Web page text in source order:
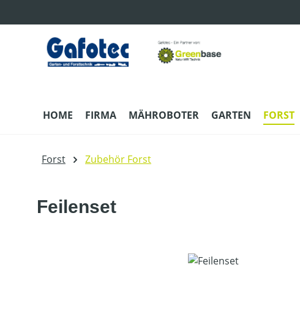
HOME FIRMA MÄHROBOTER GARTEN FORST
Forst Zubehör Forst
Feilenset